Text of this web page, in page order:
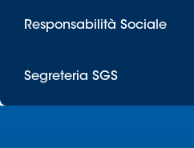
Responsabilità Sociale
Segreteria SGS